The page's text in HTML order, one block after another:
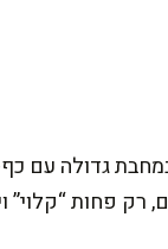
גדולה עם